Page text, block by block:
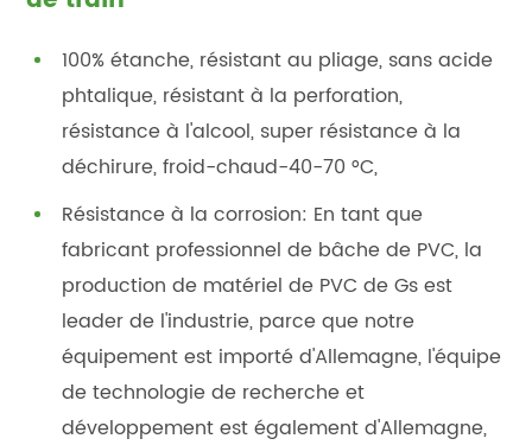
100% étanche, résistant au pliage, sans acide
phtalique, résistant à la perforation,
résistance à l'alcool, super résistance à la
déchirure, froid-chaud-40-70 °C,
Résistance à la corrosion: En tant que
fabricant professionnel de bâche de PVC, la
production de matériel de PVC de Gs est
leader de l'industrie, parce que notre
équipement est importé d'Allemagne, l'équipe
de technologie de recherche et
développement est également d'Allemagne,